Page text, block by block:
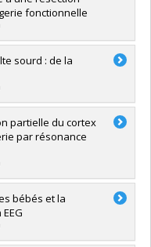
fonctionnelle
sourd : de la
partielle du cortex
par résonance
bébés et la